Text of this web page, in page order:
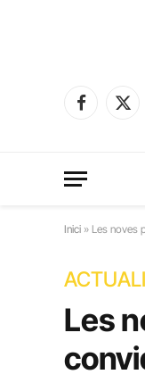
Facebook
X
Inici » Les noves
Les